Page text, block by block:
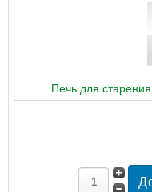
Печь для